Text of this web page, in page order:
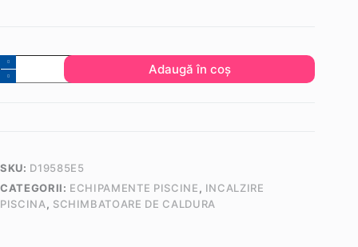
Cantitate
Schimbator
609
Adaugă în coș
SKU: D19585E5
CATEGORII: ECHIPAMENTE PISCINE, INCALZIRE
PISCINA, SCHIMBATOARE DE CALDURA